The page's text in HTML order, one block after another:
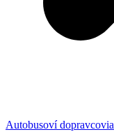
Autobusoví dopravcovia